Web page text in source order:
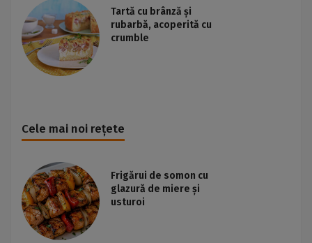
Tartă cu brânză și
rubarbă, acoperită cu
crumble
Cele mai noi rețete
Frigărui de somon cu
glazură de miere și
usturoi